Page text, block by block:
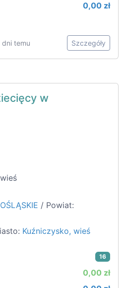
0,00 zł
temu Szczegóły
w
/ Powiat:
Kuźniczysko, wieś
16
0,00 zł